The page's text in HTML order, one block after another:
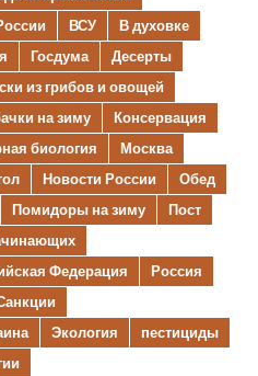
ВСУ
В духовке
Госдума
Десерты
из грибов и овощей
на зиму
Консервация
биология
Москва
Новости России
Обед
Помидоры на зиму
Пост
Федерация
Россия
Экология
пестициды